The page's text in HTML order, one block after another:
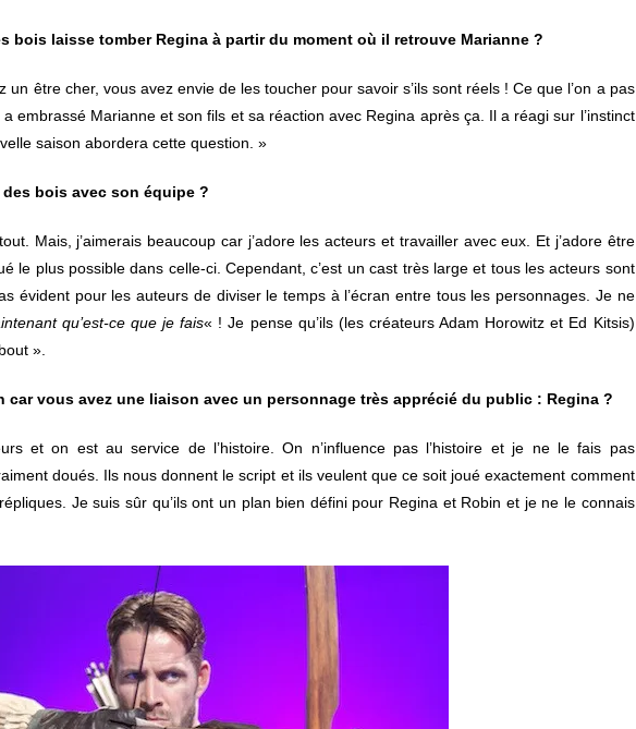
bois laisse tomber Regina à partir du moment où il retrouve Marianne ?
être cher, vous avez envie de les toucher pour savoir s’ils sont réels ! Ce que l’on a pas
a embrassé Marianne et son fils et sa réaction avec Regina après ça. Il a réagi sur l’instinct
saison abordera cette question. »
bois avec son équipe ?
Mais, j’aimerais beaucoup car j’adore les acteurs et travailler avec eux. Et j’adore être
le plus possible dans celle-ci. Cependant, c’est un cast très large et tous les acteurs sont
évident pour les auteurs de diviser le temps à l’écran entre tous les personnages. Je ne
qu’est-ce que je fais« ! Je pense qu’ils (les créateurs Adam Horowitz et Ed Kitsis)
».
car vous avez une liaison avec un personnage très apprécié du public : Regina ?
et on est au service de l’histoire. On n’influence pas l’histoire et je ne le fais pas
doués. Ils nous donnent le script et ils veulent que ce soit joué exactement comment
Je suis sûr qu’ils ont un plan bien défini pour Regina et Robin et je ne le connais